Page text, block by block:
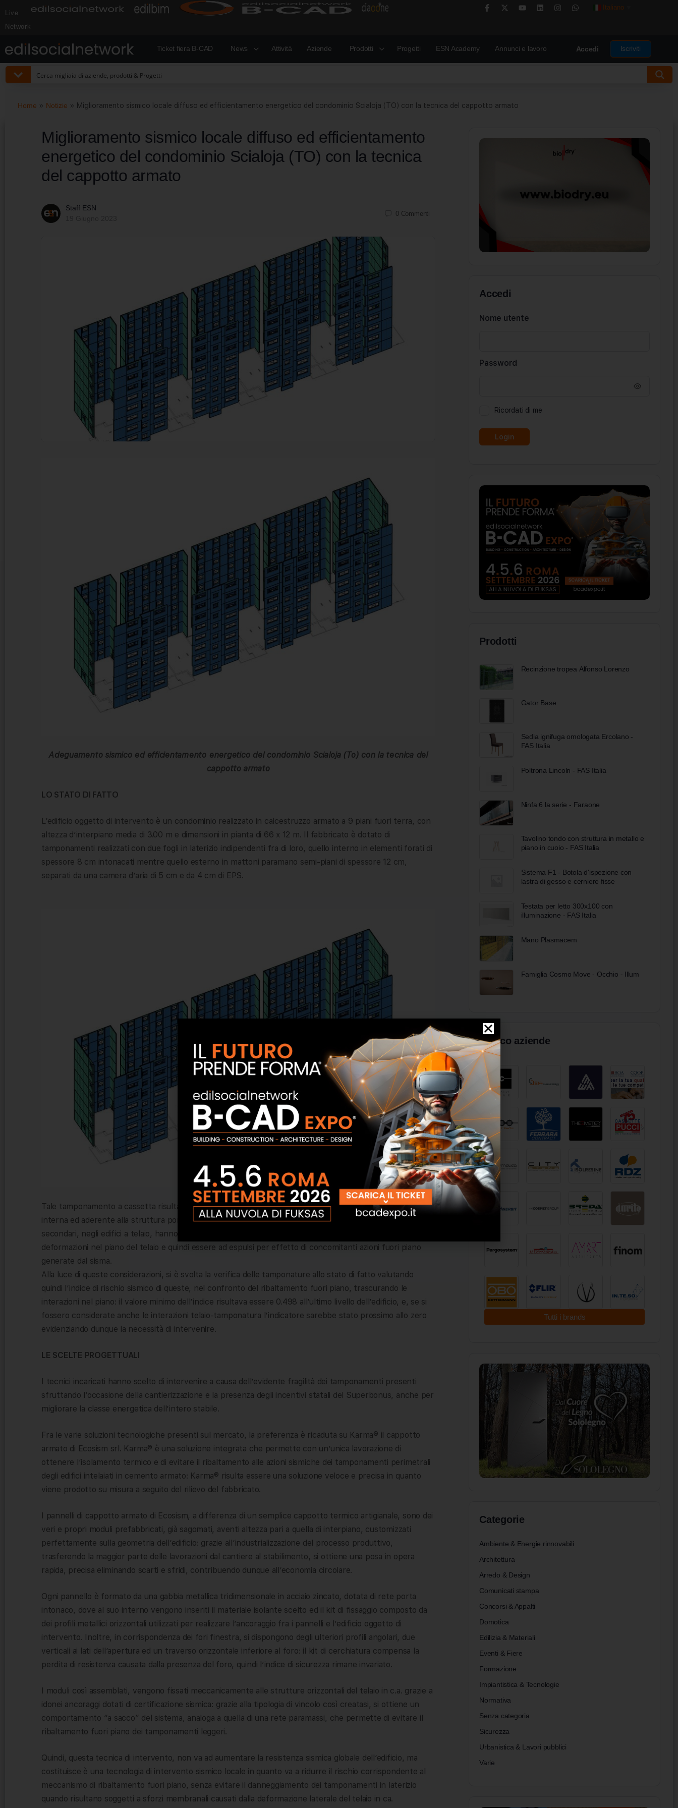
Live
Network
Italiano
Ticket fiera B-CAD News Attività Aziende Prodotti Progetti ESN Academy Annunci e lavoro Accedi Iscriviti
Home » Notizie » Miglioramento sismico locale diffuso ed efficientamento energetico del condominio Scialoja (TO) con la tecnica del cappotto armato
Miglioramento sismico locale diffuso ed efficientamento
energetico del condominio Scialoja (TO) con la tecnica
del cappotto armato
Staff ESN
0 Commenti
Adeguamento sismico ed efficientamento energetico del condominio Scialoja (To) con la tecnica del
cappotto armato
LO STATO DI FATTO
L’edificio oggetto di intervento è un condominio realizzato in calcestruzzo armato a 9 piani fuori terra, con
altezza d’interpiano media di 3.00 m e dimensioni in pianta di 66 x 12 m. Il fabbricato è dotato di
tamponamenti realizzati con due fogli in laterizio indipendenti fra di loro, quello interno in elementi forati di
spessore 8 cm intonacati mentre quello esterno in mattoni paramano semi-piani di spessore 12 cm,
separati da una camera d’aria di 5 cm e da 4 cm di EPS.
Tale tamponamento a cassetta risulta essere un elemento con funzione non strutturale ed è in posizione
interna ed aderente alla struttura portante in c.a: le evidenze pratiche hanno dimostrato che tali elementi
secondari, negli edifici a telaio, hanno la tendenza a danneggiarsi e ad instabilizzarsi a causa delle
deformazioni nel piano del telaio e quindi essere ad espulsi per effetto di concomitanti azioni fuori piano
generate dal sisma.
Alla luce di queste considerazioni, si è svolta la verifica delle tamponature allo stato di fatto valutando
quindi l’indice di rischio sismico di queste, nel confronto del ribaltamento fuori piano, trascurando le
interazioni nel piano: il valore minimo dell’indice risultava essere 0.498 all’ultimo livello dell’edificio, e, se si
fossero considerate anche le interazioni telaio-tamponatura l’indicatore sarebbe stato prossimo allo zero
evidenziando dunque la necessità di intervenire.
LE SCELTE PROGETTUALI
I tecnici incaricati hanno scelto di intervenire a causa dell’evidente fragilità dei tamponamenti presenti
sfruttando l’occasione della cantierizzazione e la presenza degli incentivi statali del Superbonus, anche per
migliorare la classe energetica dell’intero stabile.
Fra le varie soluzioni tecnologiche presenti sul mercato, la preferenza è ricaduta su Karma® il cappotto
armato di Ecosism srl. Karma® è una soluzione integrata che permette con un’unica lavorazione di
ottenere l’isolamento termico e di evitare il ribaltamento alle azioni sismiche dei tamponamenti perimetrali
degli edifici intelaiati in cemento armato: Karma® risulta essere una soluzione veloce e precisa in quanto
viene prodotto su misura a seguito del rilievo del fabbricato.
I pannelli di cappotto armato di Ecosism, a differenza di un semplice cappotto termico artigianale, sono dei
veri e propri moduli prefabbricati, già sagomati, aventi altezza pari a quella di interpiano, customizzati
perfettamente sulla geometria dell’edificio: grazie all’industrializzazione del processo produttivo,
trasferendo la maggior parte delle lavorazioni dal cantiere al stabilimento, si ottiene una posa in opera
rapida, precisa eliminando scarti e sfridi, contribuendo dunque all’economia circolare.
Ogni pannello è formato da una gabbia metallica tridimensionale in acciaio zincato, dotata di rete porta
intonaco, dove al suo interno vengono inseriti il materiale isolante scelto ed il kit di fissaggio composto da
dei profili metallici orizzontali utilizzati per realizzare l’ancoraggio fra i pannelli e l’edificio oggetto di
intervento. Inoltre, in corrispondenza dei fori finestra, si dispongono degli ulteriori profili angolari, due
verticali ai lati dell’apertura ed un traverso orizzontale inferiore al foro: il kit di cerchiatura compensa la
perdita di resistenza causata dalla presenza del foro, quindi l’indice di sicurezza rimane invariato.
I moduli così assemblati, vengono fissati meccanicamente alle strutture orizzontali del telaio in c.a. grazie a
idonei ancoraggi dotati di certificazione sismica: grazie alla tipologia di vincolo così creatasi, si ottiene un
comportamento “a sacco” del sistema, analoga a quella di una rete paramassi, che permette di evitare il
ribaltamento fuori piano dei tamponamenti leggeri.
Quindi, questa tecnica di intervento, non va ad aumentare la resistenza sismica globale dell’edificio, ma
costituisce è una tecnologia di intervento sismico locale in quanto va a ridurre il rischio corrispondente al
meccanismo di ribaltamento fuori piano, senza evitare il danneggiamento dei tamponamenti in laterizio
quando risultano soggetti a sforzi membranali causati dalla deformazione laterale del telaio in ca.
Accedi
Nome utente
Password
Ricordati di me
Prodotti
Recinzione tropea Alfonso Lorenzo
Gator Base
Sedia ignifuga omologata Ercolano -
FAS Italia
Poltrona Lincoln - FAS Italia
Ninfa 6 la serie - Faraone
Tavolino tondo con struttura in metallo e
piano in cuoio - FAS Italia
Sistema F1 - Botola d'ispezione con
lastra di gesso e cerniere fisse
Testata per letto 300x100 con
illuminazione - FAS Italia
Mano Plasmacem
Famiglia Cosmo Move - Occhio - Illum
Elenco aziende
Tutti i brands
Categorie
Ambiente & Energie rinnovabili
Architettura
Arredo & Design
Comunicati stampa
Concorsi & Appalti
Domotica
Edilizia & Materiali
Eventi & Fiere
Formazione
Impiantistica & Tecnologie
Normativa
Senza categoria
Sicurezza
Urbanistica & Lavori pubblici
Varie